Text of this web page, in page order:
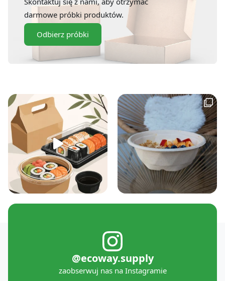
darmowe próbki produktów.
Odbierz próbki
@ecoway.supply
zaobserwuj nas na Instagramie